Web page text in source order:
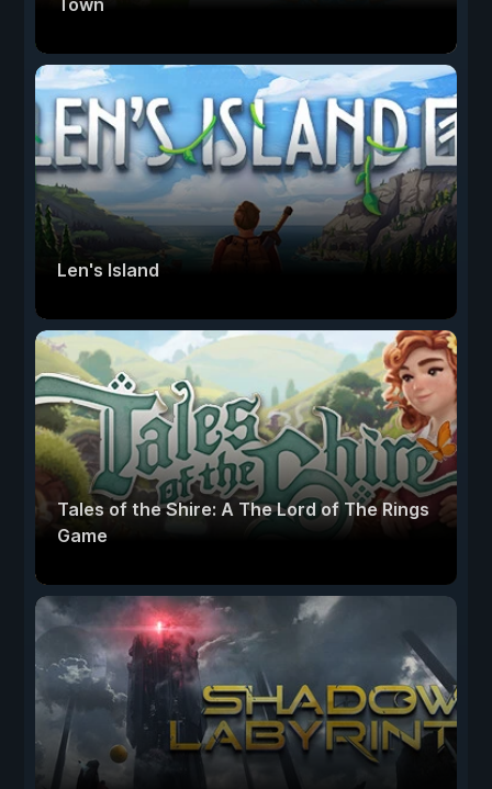
Town
Len's Island
Tales of the Shire: A The Lord of The Rings
Game